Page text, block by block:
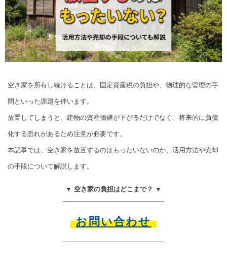
空き家を所有し続けることは、固定資産税の負担や、物理的な管理の手
間といった課題を伴います。
放置してしまうと、建物の資産価値が下がるだけでなく、将来的に負債
化する恐れがあるため注意が必要です。
本記事では、空き家を放置するのはもったいないのか、活用方法や売却
の手段について解説します。
▼ 空き家の負担はどこまで？ ▼
お問い合わせ